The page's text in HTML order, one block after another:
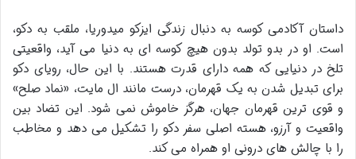
داستان آکادمی کوسه به دنبال زندگی ایزکو میدوریا، ملقب به دکو،
است. او در بدو تولد بدون هیچ کوسه ای به دنیا می آید، واقعیتی
تلخ در دنیایی که همه دارای قدرت هستند. با این حال، رویای دکو
برای تبدیل شدن به یک قهرمان، درست مانند ال مایت، «نماد صلح»
و قوی ترین قهرمان جهان، هرگز خاموش نمی شود. این تضاد بین
واقعیت و آرزو، هسته اصلی سفر دکو را تشکیل می دهد و مخاطب
را با چالش های درونی او همراه می کند.